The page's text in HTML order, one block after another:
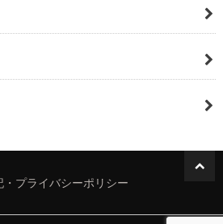
プライバシーポリシー